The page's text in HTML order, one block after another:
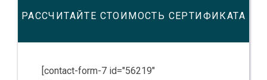
РАССЧИТАЙТЕ СТОИМОСТЬ СЕРТИФИКАТА
[contact-form-7 id="56219"